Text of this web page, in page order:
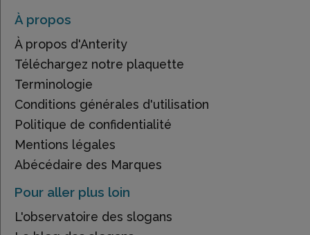
À propos
À propos d'Anterity
Téléchargez notre plaquette
Terminologie
Conditions générales d'utilisation
Politique de confidentialité
Mentions légales
Abécédaire des Marques
Pour aller plus loin
L'observatoire des slogans